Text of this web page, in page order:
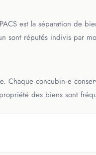
est la séparation de
sont réputés indivis par
Chaque concubin·e
des biens sont